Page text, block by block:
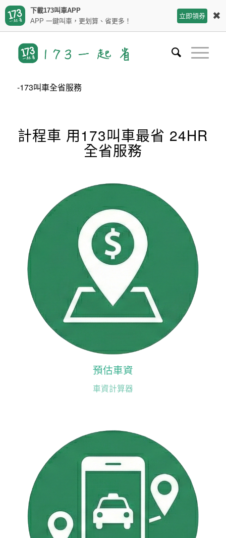
下載173叫車APP
APP 一鍵叫車，更划算、省更多！
立即領券 ✖
-173叫車全省服務
計程車 用173叫車最省 24HR
全省服務
預估車資
車資計算器